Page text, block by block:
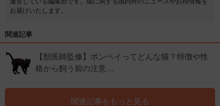
お届けいたします。
関連記事
【獣医師監修】ボンベイってどんな猫？特徴や性
格から飼う前の注意…
関連記事をもっと見る